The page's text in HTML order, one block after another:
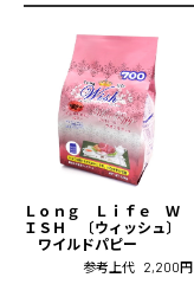
Ｌｏｎｇ Ｌｉｆｅ Ｗ
ＩＳＨ 〔ウィッシュ〕
ワイルドパピー
参考上代 2,200円